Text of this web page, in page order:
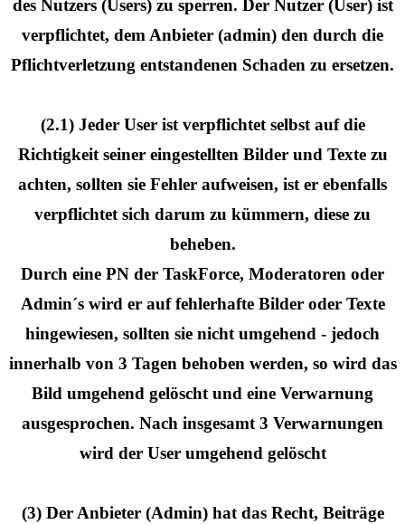
des Nutzers (Users) zu sperren. Der Nutzer (User) ist
verpflichtet, dem Anbieter (admin) den durch die
Pflichtverletzung entstandenen Schaden zu ersetzen.
(2.1) Jeder User ist verpflichtet selbst auf die
Richtigkeit seiner eingestellten Bilder und Texte zu
achten, sollten sie Fehler aufweisen, ist er ebenfalls
verpflichtet sich darum zu kümmern, diese zu
beheben.
Durch eine PN der TaskForce, Moderatoren oder
Admin´s wird er auf fehlerhafte Bilder oder Texte
hingewiesen, sollten sie nicht umgehend - jedoch
innerhalb von 3 Tagen behoben werden, so wird das
Bild umgehend gelöscht und eine Verwarnung
ausgesprochen. Nach insgesamt 3 Verwarnungen
wird der User umgehend gelöscht
(3) Der Anbieter (Admin) hat das Recht, Beiträge